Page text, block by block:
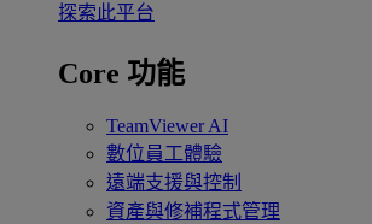
探索此平台
Core 功能
TeamViewer AI
數位員工體驗
遠端支援與控制
資產與修補程式管理